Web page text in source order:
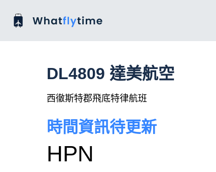
DL4809 達美航空
西徹斯特郡飛底特律航班
時間資訊待更新
HPN